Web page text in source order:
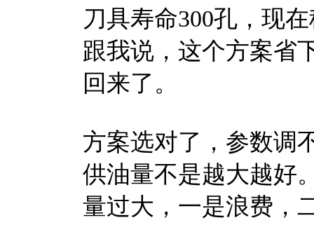
刀具寿命300孔，现
跟我说，这个方案省
回来了。
方案选对了，参数
供油量不是越大越好
量过大，一是浪费，